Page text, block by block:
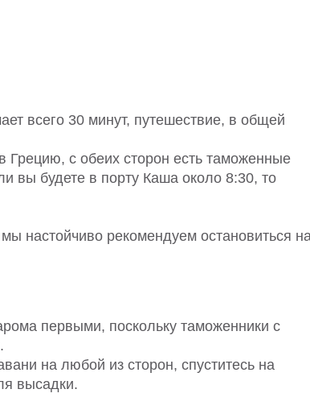
всего 30 минут, путешествие, в общей
Грецию, с обеих сторон есть таможенные
вы будете в порту Каша около 8:30, то
настойчиво рекомендуем остановиться
первыми, поскольку таможенники с
на любой из сторон, спуститесь на
высадки.